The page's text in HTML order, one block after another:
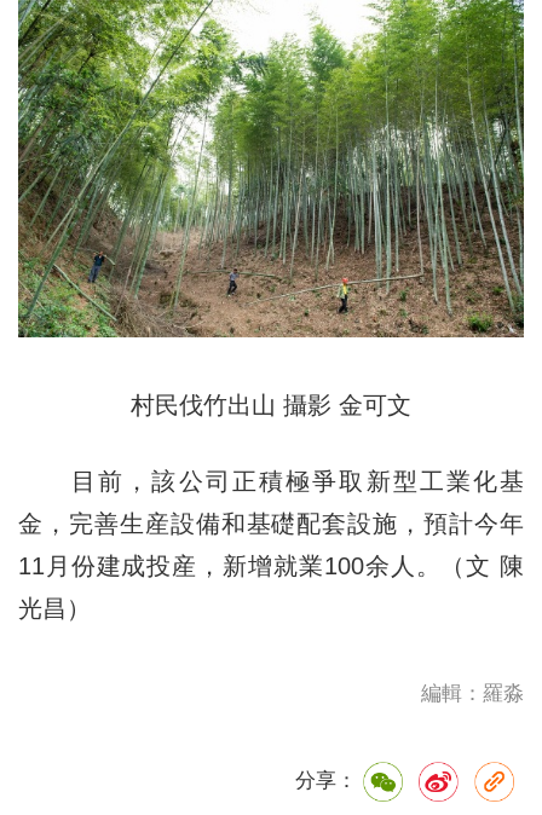
村民伐竹出山 攝影 金可文
目前，該公司正積極爭取新型工業化基
金，完善生産設備和基礎配套設施，預計今年
11月份建成投産，新增就業100余人。（文 陳
光昌）
編輯：羅淼
分享：